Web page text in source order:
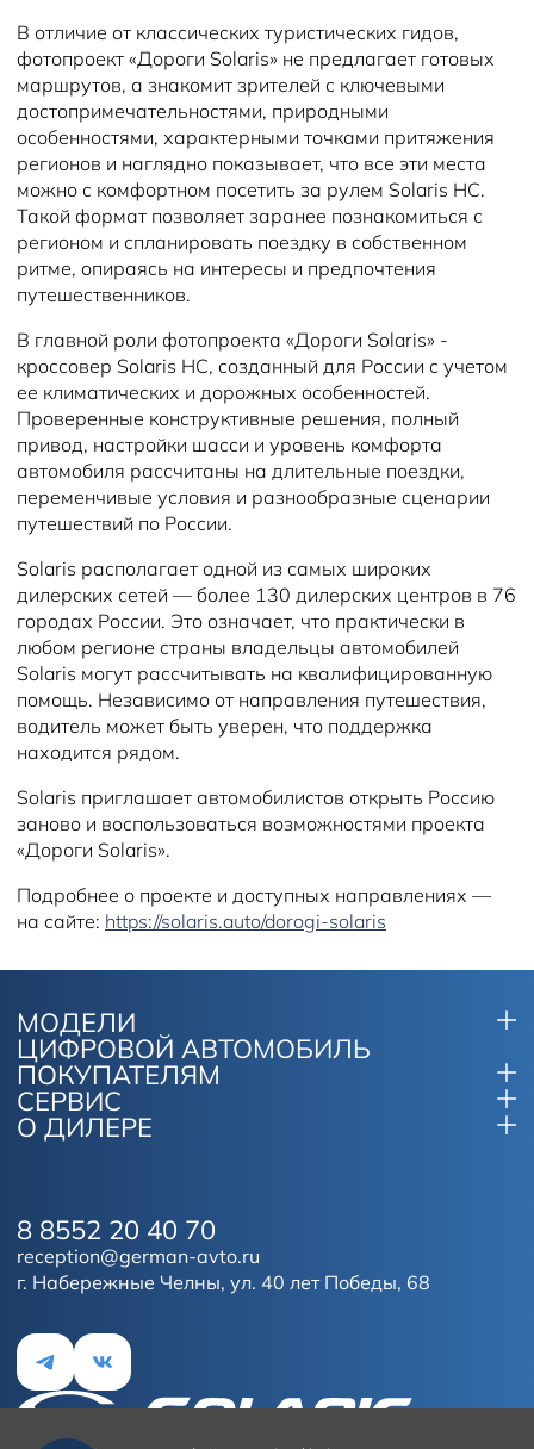
В отличие от классических туристических гидов,
фотопроект «Дороги Solaris» не предлагает готовых
маршрутов, а знакомит зрителей с ключевыми
достопримечательностями, природными
особенностями, характерными точками притяжения
регионов и наглядно показывает, что все эти места
можно с комфортном посетить за рулем Solaris HC.
Такой формат позволяет заранее познакомиться с
регионом и спланировать поездку в собственном
ритме, опираясь на интересы и предпочтения
путешественников.
В главной роли фотопроекта «Дороги Solaris» -
кроссовер Solaris HC, созданный для России с учетом
ее климатических и дорожных особенностей.
Проверенные конструктивные решения, полный
привод, настройки шасси и уровень комфорта
автомобиля рассчитаны на длительные поездки,
переменчивые условия и разнообразные сценарии
путешествий по России.
Solaris располагает одной из самых широких
дилерских сетей — более 130 дилерских центров в 76
городах России. Это означает, что практически в
любом регионе страны владельцы автомобилей
Solaris могут рассчитывать на квалифицированную
помощь. Независимо от направления путешествия,
водитель может быть уверен, что поддержка
находится рядом.
Solaris приглашает автомобилистов открыть Россию
заново и воспользоваться возможностями проекта
«Дороги Solaris».
Подробнее о проекте и доступных направлениях —
на сайте: https://solaris.auto/dorogi-solaris
МОДЕЛИ
ЦИФРОВОЙ АВТОМОБИЛЬ
ПОКУПАТЕЛЯМ
СЕРВИС
О ДИЛЕРЕ
г. Набережные Челны, ул. 40 лет Победы, 68
8 8552 20 40 70
reception@german-avto.ru